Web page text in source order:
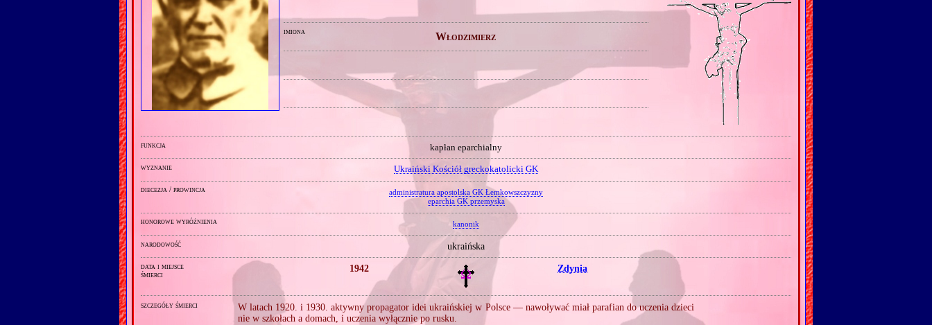
imiona Włodzimierz
funkcja kapłan eparchialny
wyznanie Ukraiński Kościół greckokatolicki GK
diecezja / prowincja
administratura apostolska GK Łemkowszczyzny
eparchia GK przemyska
honorowe wyróżnienia kanonik
narodowość ukraińska
data i miejsce
śmierci
1942 Zdynia
szczegóły śmierci
W latach 1920. i 1930. aktywny propagator idei ukraińskiej w Polsce — nawoływać miał parafian do uczenia dzieci
nie w szkołach a domach, i uczenia wyłącznie po rusku.